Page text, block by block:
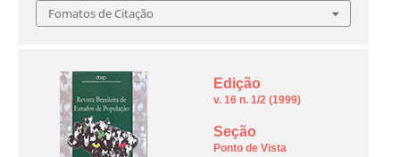
Fomatos de Citação
Edição
v. 16 n. 1/2 (1999)
Seção
Ponto de Vista